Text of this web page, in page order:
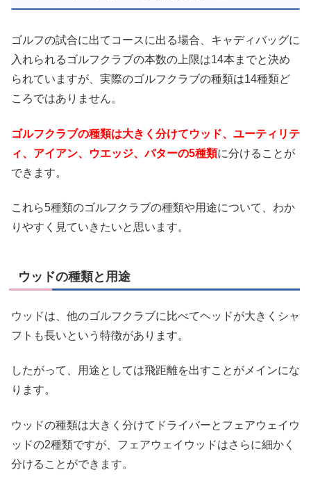
ゴルフの試合に出てコースに出る場合、キャディバッグに
入れられるゴルフクラブの本数の上限は14本までと決め
られていますが、実際のゴルフクラブの種類は14種類ど
ころではありません。
ゴルフクラブの種類は大きく分けてウッド、ユーティリテ
ィ、アイアン、ウエッジ、パターの5種類に分けることが
できます。
これら5種類のゴルフクラブの種類や用途について、わか
りやすく見ていきたいと思います。
ウッドの種類と用途
ウッドは、他のゴルフクラブに比べてヘッドが大きくシャ
フトも長いという特徴があります。
したがって、用途としては飛距離を出すことがメインにな
ります。
ウッドの種類は大きく分けてドライバーとフェアウェイウ
ッドの2種類ですが、フェアウェイウッドはさらに細かく
分けることができます。